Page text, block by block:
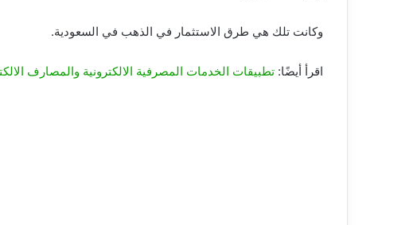
وكانت تلك هي طرق الاستثمار في الذهب في السعودية.
اقرأ أيضًا: تطبيقات الخدمات المصرفية الالكترونية والمصارف